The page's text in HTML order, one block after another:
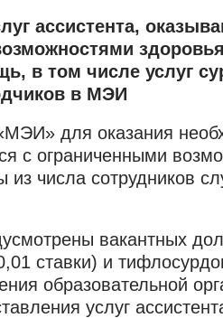
ассистента,
в том числе услуг
в МЭИ
для оказания
с ограниченными
из числа сотрудников
вакантных
ставки) и
образовательной
услуг